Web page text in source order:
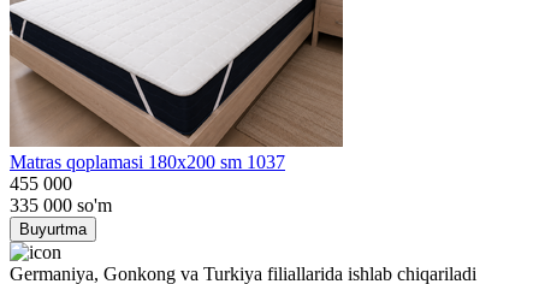
Matras qoplamasi 180x200 sm 1037
455 000
335 000 so'm
Buyurtma
Germaniya, Gonkong va Turkiya filiallarida ishlab chiqariladi